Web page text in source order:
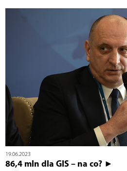
19.06.2023
86,4 mln dla GIS – na co? ►